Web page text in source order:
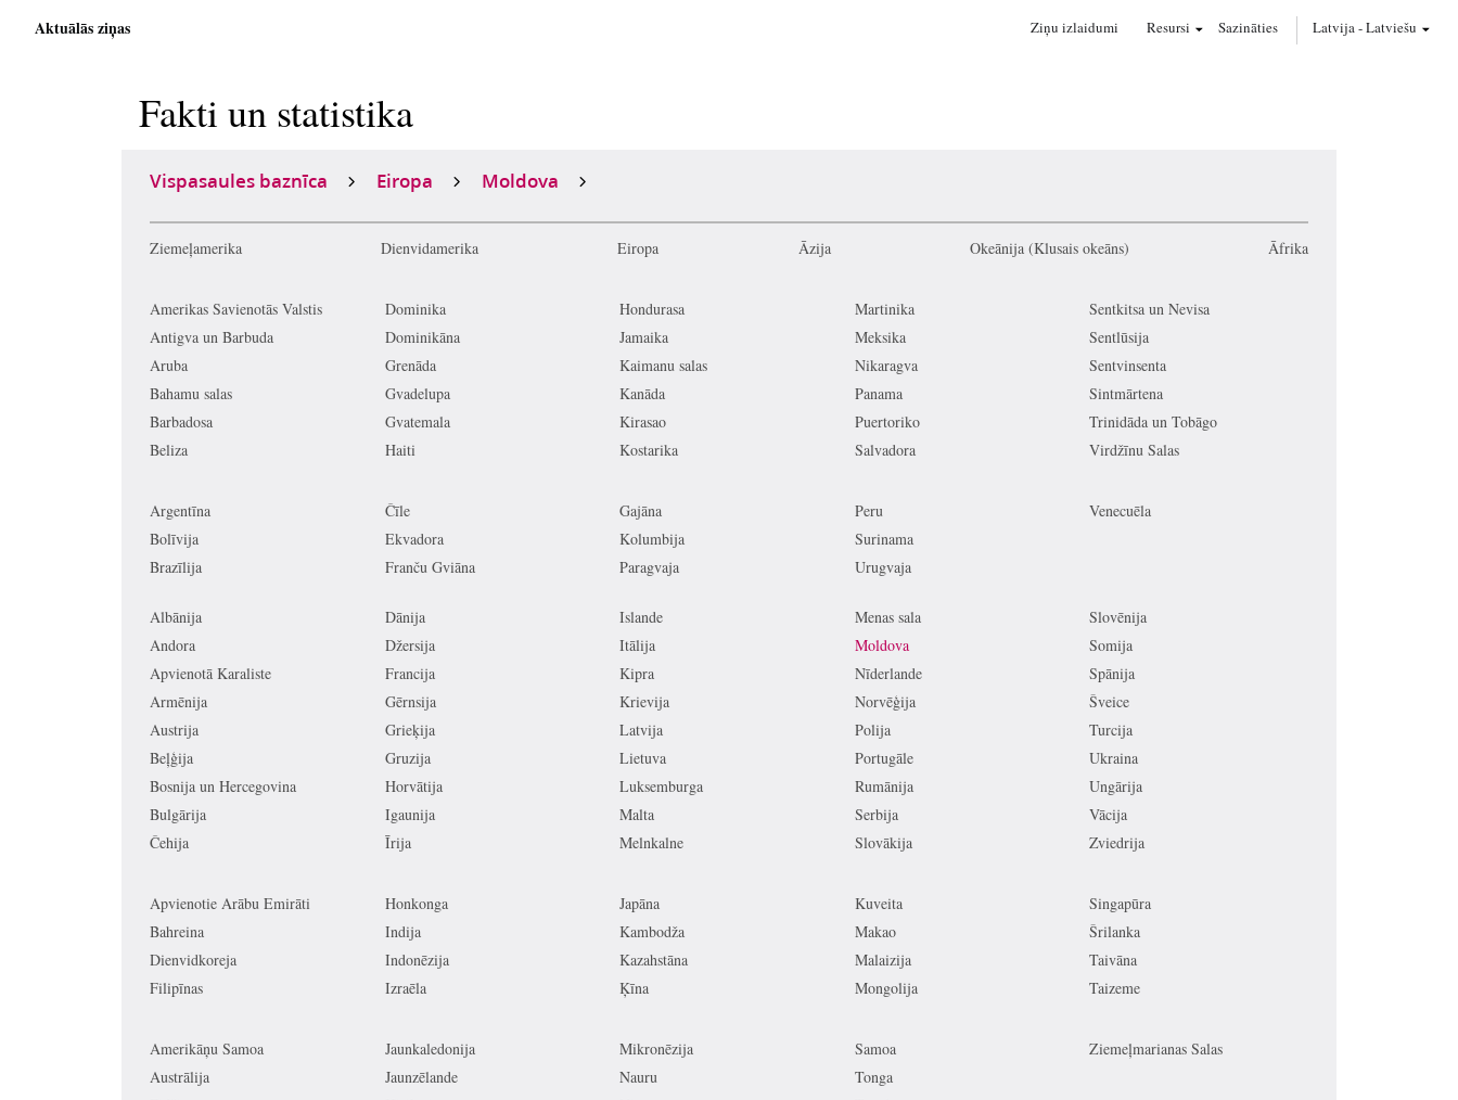
Aktuālās ziņas Ziņu izlaidumi Resursi Sazināties Latvija-Latviešu
Fakti un statistika
Vispasaules baznīca Eiropa Moldova
Ziemeļamerika Dienvidamerika Eiropa Āzija Okeānija (Klusais okeāns) Āfrika
Amerikas Savienotās Valstis
Antigva un Barbuda
Aruba
Bahamu salas
Barbadosa
Beliza
Dominika
Dominikāna
Grenāda
Gvadelupa
Gvatemala
Haiti
Hondurasa
Jamaika
Kaimanu salas
Kanāda
Kirasao
Kostarika
Martinika
Meksika
Nikaragva
Panama
Puertoriko
Salvadora
Sentkitsa un Nevisa
Sentlūsija
Sentvinsenta
Sintmārtena
Trinidāda un Tobāgo
Virdžīnu Salas
Argentīna
Bolīvija
Brazīlija
Čīle
Ekvadora
Franču Gviāna
Gajāna
Kolumbija
Paragvaja
Peru
Surinama
Urugvaja
Venecuēla
Albānija
Andora
Apvienotā Karaliste
Armēnija
Austrija
Beļģija
Bosnija un Hercegovina
Bulgārija
Čehija
Dānija
Džersija
Francija
Gērnsija
Grieķija
Gruzija
Horvātija
Igaunija
Īrija
Islande
Itālija
Kipra
Krievija
Latvija
Lietuva
Luksemburga
Malta
Melnkalne
Menas sala
Moldova
Nīderlande
Norvēģija
Polija
Portugāle
Rumānija
Serbija
Slovākija
Slovēnija
Somija
Spānija
Šveice
Turcija
Ukraina
Ungārija
Vācija
Zviedrija
Apvienotie Arābu Emirāti
Bahreina
Dienvidkoreja
Filipīnas
Honkonga
Indija
Indonēzija
Izraēla
Japāna
Kambodža
Kazahstāna
Ķīna
Kuveita
Makao
Malaizija
Mongolija
Singapūra
Šrilanka
Taivāna
Taizeme
Amerikāņu Samoa
Austrālija
Jaunkaledonija
Jaunzēlande
Mikronēzija
Nauru
Samoa
Tonga
Ziemeļmarianas Salas